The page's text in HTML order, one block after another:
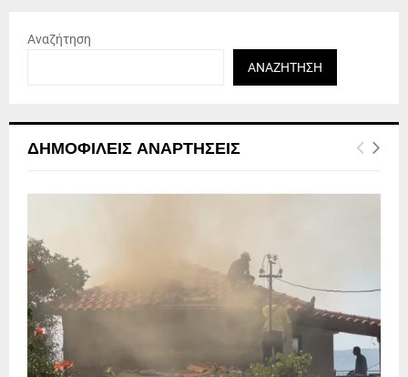
Αναζήτηση
ΑΝΑΖΉΤΗΣΗ
ΔΗΜΟΦΙΛΕΊΣ ΑΝΑΡΤΉΣΕΙΣ